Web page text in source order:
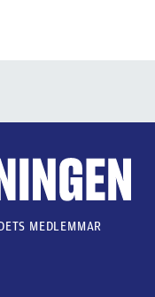
MEDLEMMAR